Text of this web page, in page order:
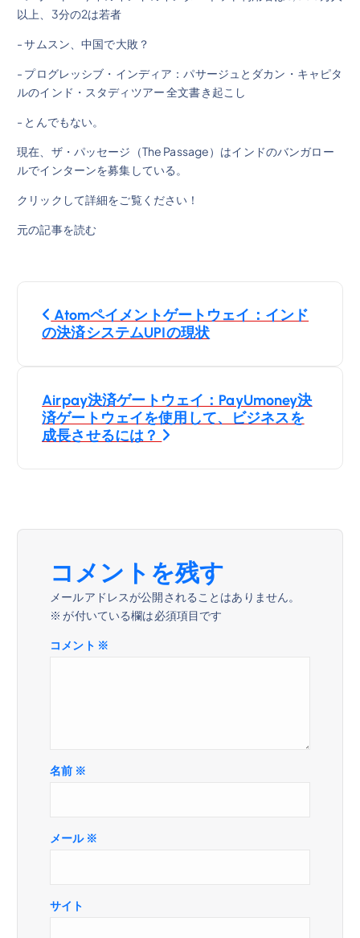
以上、3分の2は若者
- サムスン、中国で大敗？
- プログレッシブ・インディア：パサージュとダカン・キャピタ
ルのインド・スタディツアー 全文書き起こし
- とんでもない。
現在、ザ・パッセージ（The Passage）はインドのバンガロー
ルでインターンを募集している。
クリックして詳細をご覧ください！
元の記事を読む
投
稿
ビ
シ
Atomペイメントゲートウェイ：インド
の決済システムUPIの現状
Airpay決済ゲートウェイ：PayUmoney決
済ゲートウェイを使用して、ビジネスを
成長させるには？
コメントを残す
メールアドレスが公開されることはありません。
※ が付いている欄は必須項目です
コメント ※
名前 ※
メール ※
サイト